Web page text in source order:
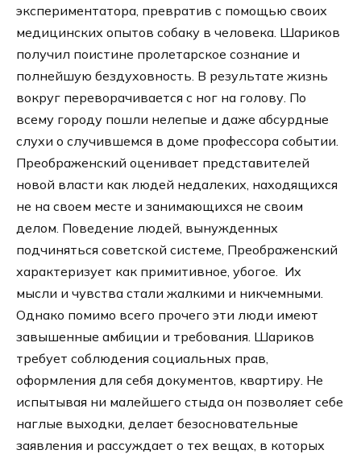
экспериментатора, превратив с помощью своих
медицинских опытов собаку в человека. Шариков
получил поистине пролетарское сознание и
полнейшую бездуховность. В результате жизнь
вокруг переворачивается с ног на голову. По
всему городу пошли нелепые и даже абсурдные
слухи о случившемся в доме профессора событии.
Преображенский оценивает представителей
новой власти как людей недалеких, находящихся
не на своем месте и занимающихся не своим
делом. Поведение людей, вынужденных
подчиняться советской системе, Преображенский
характеризует как примитивное, убогое. Их
мысли и чувства стали жалкими и никчемными.
Однако помимо всего прочего эти люди имеют
завышенные амбиции и требования. Шариков
требует соблюдения социальных прав,
оформления для себя документов, квартиру. Не
испытывая ни малейшего стыда он позволяет себе
наглые выходки, делает безосновательные
заявления и рассуждает о тех вещах, в которых